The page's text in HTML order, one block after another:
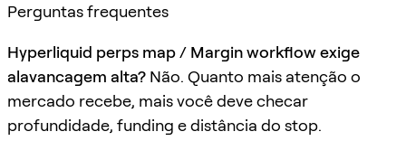
Perguntas frequentes
Hyperliquid perps map / Margin workflow exige
alavancagem alta? Não. Quanto mais atenção o
mercado recebe, mais você deve checar
profundidade, funding e distância do stop.